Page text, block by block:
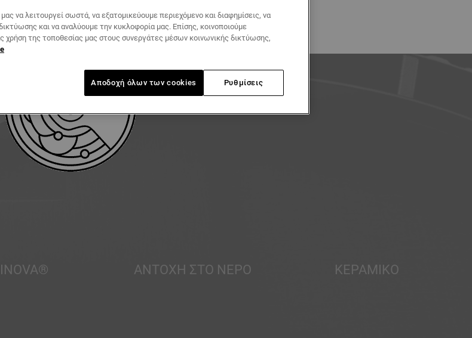
ΑΝΤΟΧΉ ΣΤΟ ΝΕΡΌ ΚΕΡΑΜΙΚΌ
να λειτουργεί σωστά, να εξατομικεύουμε περιεχόμενο και διαφημίσεις, να
και να αναλύουμε την κυκλοφορία μας. Επίσης, κοινοποιούμε
χρήση της τοποθεσίας μας στους συνεργάτες μέσων κοινωνικής δικτύωσης,
Ρυθμίσεις
Αποδοχή όλων των cookies